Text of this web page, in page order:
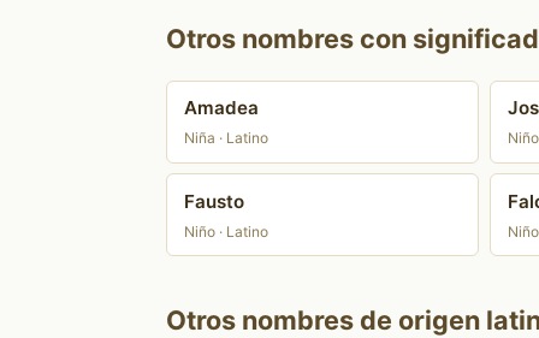
Otros nombres con
Amadea
Niña · Latino
Fausto
Niño · Latino
Otros nombres de origen